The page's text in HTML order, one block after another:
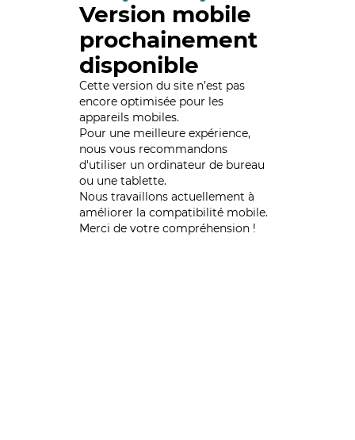
Version mobile
prochainement
disponible
Cette version du site n’est pas
encore optimisée pour les
appareils mobiles.
Pour une meilleure expérience,
nous vous recommandons
d'utiliser un ordinateur de bureau
ou une tablette.
Nous travaillons actuellement à
améliorer la compatibilité mobile.
Merci de votre compréhension !